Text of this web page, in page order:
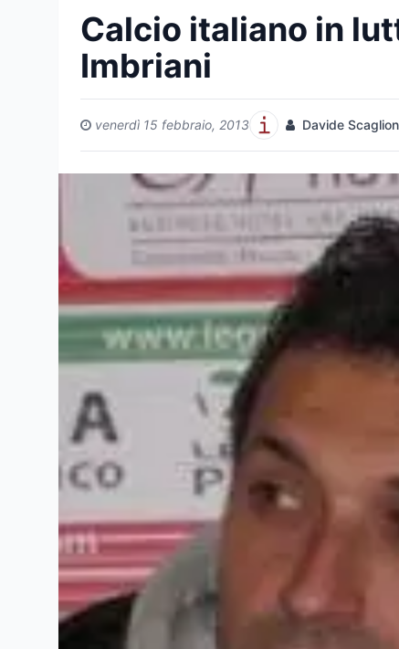
Calcio italiano in
Imbriani
venerdì 15 febbraio, 2013 Davide